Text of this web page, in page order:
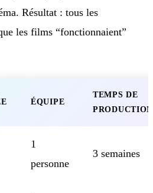
Résultat : tous les
les films “fonctionnaient”
ÉQUIPE
TEMPS DE
PRODUCTION
1
personne
3 semaines